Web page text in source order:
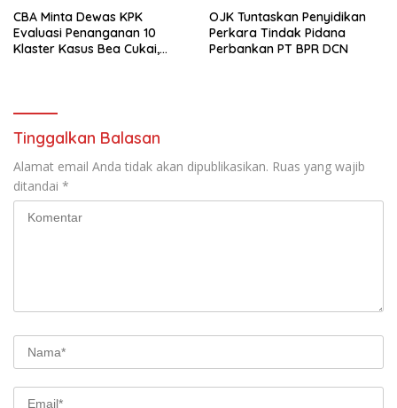
CBA Minta Dewas KPK
Evaluasi Penanganan 10
Klaster Kasus Bea Cukai,
OJK Tuntaskan Penyidikan
Perkara Tindak Pidana
Perbankan PT BPR DCN
Tinggalkan Balasan
Alamat email Anda tidak akan dipublikasikan. Ruas yang wajib
ditandai *